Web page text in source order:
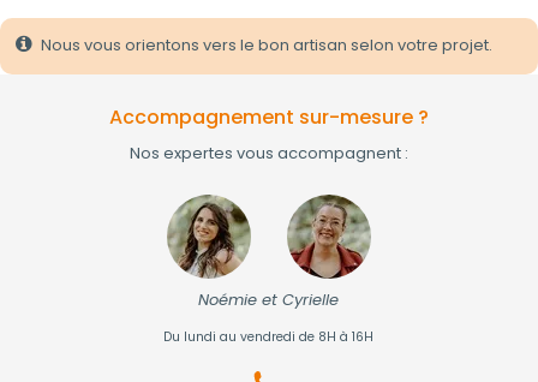
Nous vous orientons vers le bon artisan selon votre projet.
Accompagnement sur-mesure ?
Nos expertes vous accompagnent :
Noémie et Cyrielle
Du lundi au vendredi de 8H à 16H